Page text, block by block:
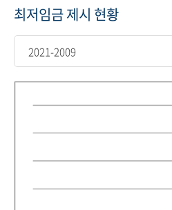
최저임금 제시 현황
2021-2009